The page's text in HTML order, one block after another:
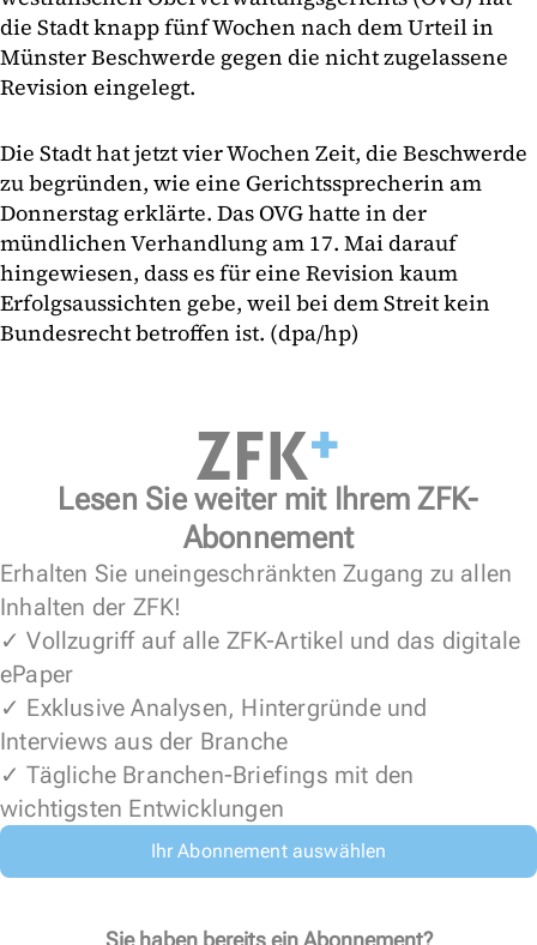
die Stadt knapp fünf Wochen nach dem Urteil in
Münster Beschwerde gegen die nicht zugelassene
Revision eingelegt.
Die Stadt hat jetzt vier Wochen Zeit, die Beschwerde
zu begründen, wie eine Gerichtssprecherin am
Donnerstag erklärte. Das OVG hatte in der
mündlichen Verhandlung am 17. Mai darauf
hingewiesen, dass es für eine Revision kaum
Erfolgsaussichten gebe, weil bei dem Streit kein
Bundesrecht betroffen ist. (dpa/hp)
Lesen Sie weiter mit Ihrem ZFK-
Abonnement
Erhalten Sie uneingeschränkten Zugang zu allen
Inhalten der ZFK!
✓ Vollzugriff auf alle ZFK-Artikel und das digitale
ePaper
✓ Exklusive Analysen, Hintergründe und
Interviews aus der Branche
✓ Tägliche Branchen-Briefings mit den
wichtigsten Entwicklungen
Ihr Abonnement auswählen